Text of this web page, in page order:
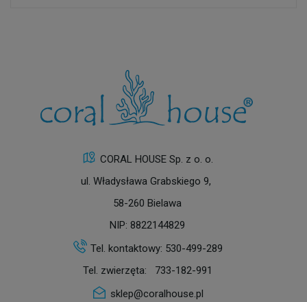
CORAL HOUSE Sp. z o. o.
ul. Władysława Grabskiego 9,
58-260 Bielawa
NIP: 8822144829
Tel. kontaktowy: 530-499-289
Tel. zwierzęta: 733-182-991
sklep@coralhouse.pl